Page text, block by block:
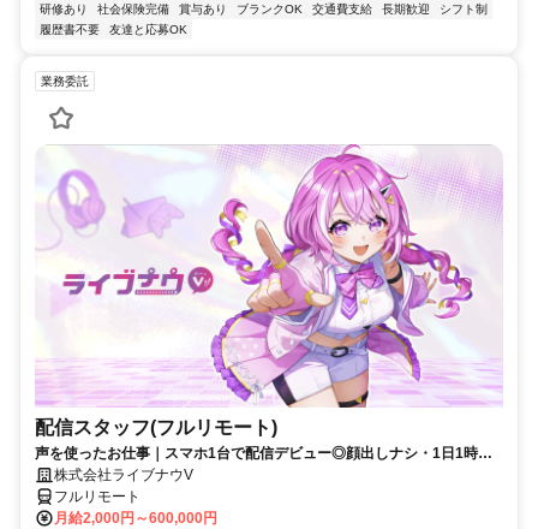
研修あり 社会保険完備 賞与あり ブランクOK 交通費支給 長期歓迎
シフト制
履歴書不要
友達と応募OK
業務委託
配信スタッフ(フルリモート)
声を使ったお仕事｜スマホ1台で配信デビュー◎顔出しナシ・1日1時間
～OK♪
株式会社ライブナウV
フルリモート
月給2,000円～600,000円